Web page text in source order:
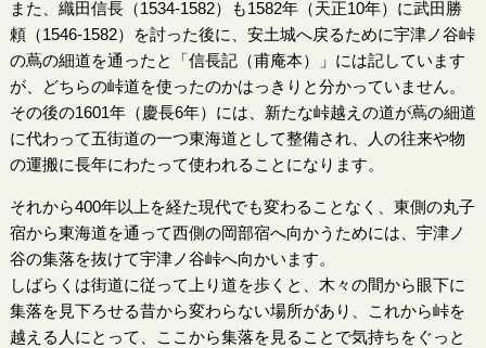
また、織田信長（1534-1582）も1582年（天正10年）に武田勝
頼（1546-1582）を討った後に、安土城へ戻るために宇津ノ谷峠
の蔦の細道を通ったと「信長記（甫庵本）」には記しています
が、どちらの峠道を使ったのかはっきりと分かっていません。
その後の1601年（慶長6年）には、新たな峠越えの道が蔦の細道
に代わって五街道の一つ東海道として整備され、人の往来や物
の運搬に長年にわたって使われることになります。
それから400年以上を経た現代でも変わることなく、東側の丸子
宿から東海道を通って西側の岡部宿へ向かうためには、宇津ノ
谷の集落を抜けて宇津ノ谷峠へ向かいます。
しばらくは街道に従って上り道を歩くと、木々の間から眼下に
集落を見下ろせる昔から変わらない場所があり、これから峠を
越える人にとって、ここから集落を見ることで気持ちをぐっと